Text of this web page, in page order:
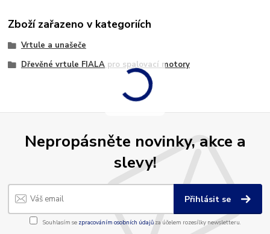
Zboží zařazeno v kategoriích
Vrtule a unašeče
Dřevěné vrtule FIALA pro spalovací motory
Nepropásněte novinky, akce a
slevy!
Přihlásit se
Souhlasím se zpracováním osobních údajůza účelem rozesílky newsletteru.